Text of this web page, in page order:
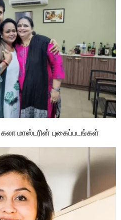
மாஸ்டரின் புகைப்படங்கள்